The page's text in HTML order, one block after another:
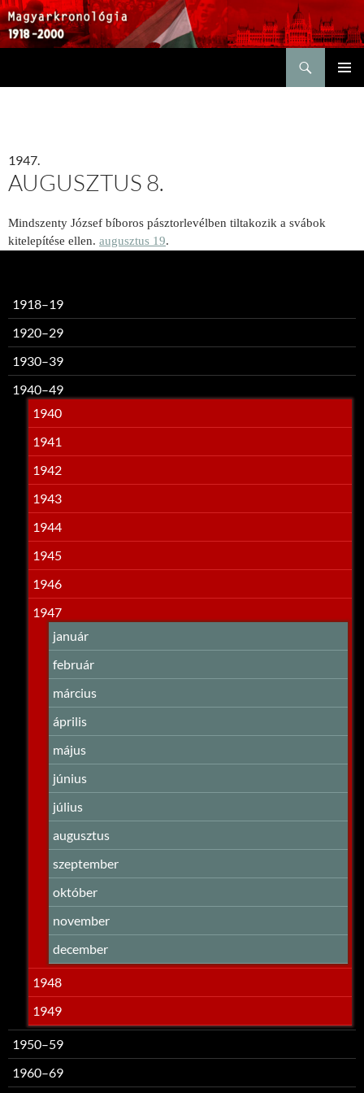
1947.
AUGUSZTUS 8.
Mindszenty József bíboros pásztorlevélben tiltakozik a svábok
kitelepítése ellen. augusztus 19.
1918–19
1920–29
1930–39
1940–49
1940
1941
1942
1943
1944
1945
1946
1947
január
február
március
április
május
június
július
augusztus
szeptember
október
november
december
1948
1949
1950–59
1960–69